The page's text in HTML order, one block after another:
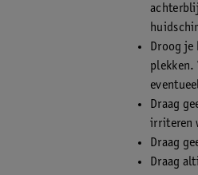
Droog
plekken.
Draag
irriteren
Draag
Draag